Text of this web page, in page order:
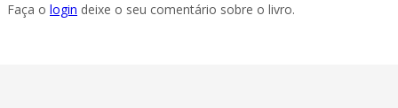
Faça o login deixe o seu comentário sobre o livro.